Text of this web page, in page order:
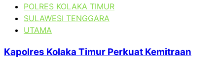
POLRES KOLAKA TIMUR
SULAWESI TENGGARA
UTAMA
Kapolres Kolaka Timur Perkuat Kemitraan